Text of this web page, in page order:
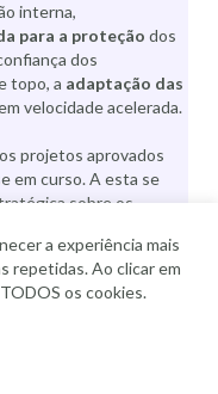
interna,
para a proteção dos
dos
topo, a adaptação das
velocidade acelerada.
projetos aprovados
em curso. A esta se
sobre os
acelerar a
quando
atentos a
em que o Grupo
a experiência mais
repetidas. Ao clicar em
os cookies.